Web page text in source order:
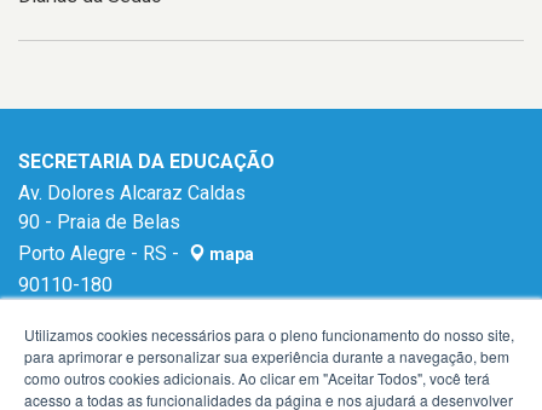
SECRETARIA DA EDUCAÇÃO
Av. Dolores Alcaraz Caldas
90 - Praia de Belas
Porto Alegre - RS -
mapa
90110-180
Utilizamos cookies necessários para o pleno funcionamento do nosso site,
para aprimorar e personalizar sua experiência durante a navegação, bem
como outros cookies adicionais. Ao clicar em "Aceitar Todos", você terá
acesso a todas as funcionalidades da página e nos ajudará a desenvolver